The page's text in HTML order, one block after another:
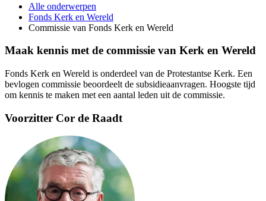
Alle onderwerpen
Fonds Kerk en Wereld
Commissie van Fonds Kerk en Wereld
Maak kennis met de commissie van Kerk en Wereld
Fonds Kerk en Wereld is onderdeel van de Protestantse Kerk. Een
bevlogen commissie beoordeelt de subsidieaanvragen. Hoogste tijd
om kennis te maken met een aantal leden uit de commissie.
Voorzitter Cor de Raadt